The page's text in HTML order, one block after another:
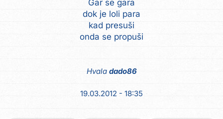
Gar se gara
dok je loli para
kad presuši
onda se propuši
Hvala dado86
19.03.2012 - 18:35